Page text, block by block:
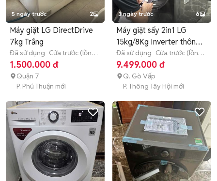
5 ngày trước 2
Máy giặt LG DirectDrive
7kg Trắng
Đã sử dụng Cửa trước (lồng
ngang) 7 - 7.9 kg
1.500.000 đ
Quận 7
P. Phú Thuận mới
3 ngày trước 6
Máy giặt sấy 2in1 LG
15kg/8Kg Inverter thông
minh
Đã sử dụng Cửa trước (lồng
ngang) > 10 kg
9.499.000 đ
Q. Gò Vấp
P. Thông Tây Hội mới